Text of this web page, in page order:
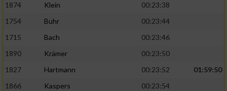
1874
Klein
00:23:38
1754
Buhr
00:23:44
1715
Bach
00:23:46
1890
Krämer
00:23:50
1827
Hartmann 00:23:52
01:59:50
1866
Kaspers
00:23:54